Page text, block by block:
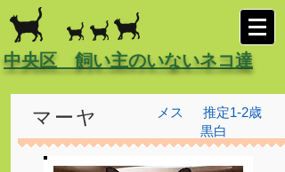
中央区 飼い主のいないネコ達
メス
マーヤ
推定1-2歳
黒白